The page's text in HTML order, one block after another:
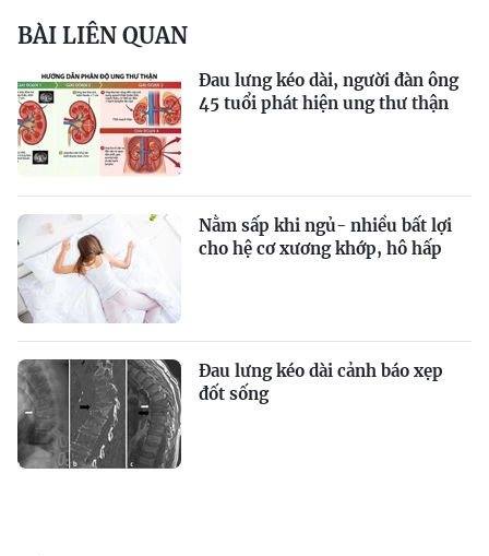
BÀI LIÊN QUAN
Đau lưng kéo dài, người đàn ông
45 tuổi phát hiện ung thư thận
Nằm sấp khi ngủ- nhiều bất lợi
cho hệ cơ xương khớp, hô hấp
Đau lưng kéo dài cảnh báo xẹp
đốt sống